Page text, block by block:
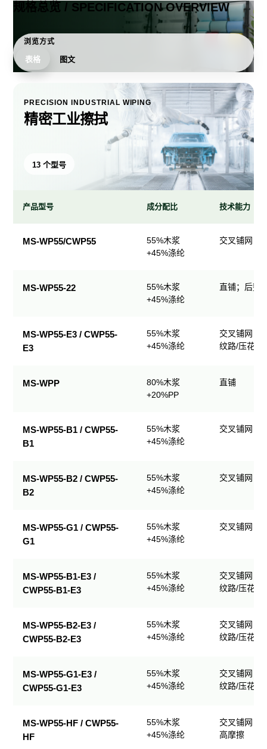
规格总览 / SPECIFICATION OVERVIEW
浏览方式
表格 图文
PRECISION INDUSTRIAL WIPING
精密工业擦拭
13 个型号
产品型号 成分配比 技术能力
MS-WP55/CWP55
55%木浆
+45%涤纶
交叉铺网；
MS-WP55-22
55%木浆
+45%涤纶
直铺；后整
MS-WP55-E3 / CWP55-
E3
55%木浆
+45%涤纶
交叉铺网；
纹路/压花
MS-WPP
80%木浆
+20%PP
直铺
MS-WP55-B1 / CWP55-
B1
55%木浆
+45%涤纶
交叉铺网；
MS-WP55-B2 / CWP55-
B2
55%木浆
+45%涤纶
交叉铺网；
MS-WP55-G1 / CWP55-
G1
55%木浆
+45%涤纶
交叉铺网；
MS-WP55-B1-E3 /
CWP55-B1-E3
55%木浆
+45%涤纶
交叉铺网；
纹路/压花
MS-WP55-B2-E3 /
CWP55-B2-E3
55%木浆
+45%涤纶
交叉铺网；
纹路/压花
MS-WP55-G1-E3 /
CWP55-G1-E3
55%木浆
+45%涤纶
交叉铺网；
纹路/压花
MS-WP55-HF / CWP55-
HF
55%木浆
+45%涤纶
交叉铺网；
高摩擦